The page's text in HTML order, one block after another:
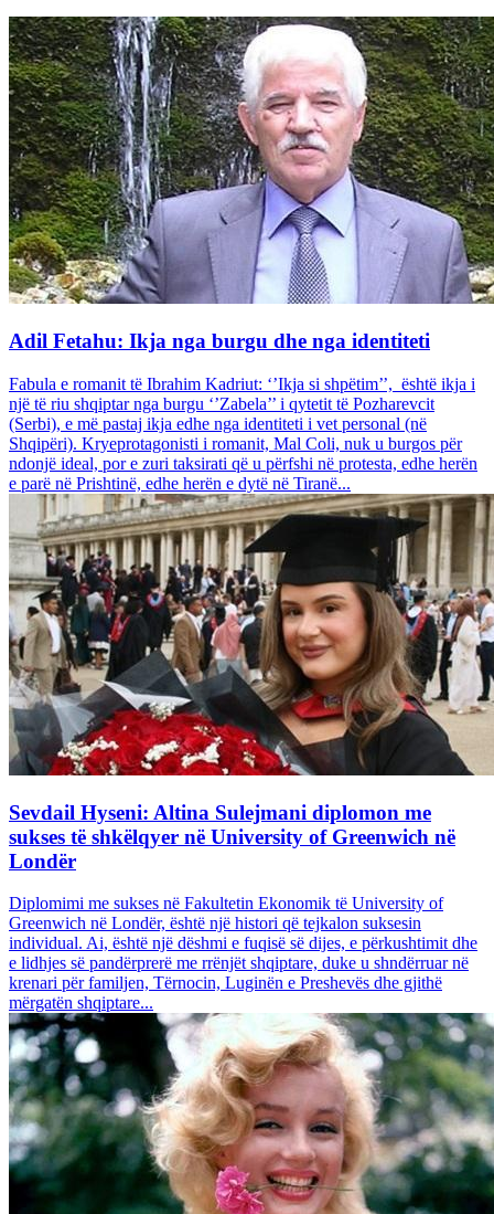
Adil Fetahu: Ikja nga burgu dhe nga identiteti
Fabula e romanit të Ibrahim Kadriut: ‘’Ikja si shpëtim’’, është ikja i
një të riu shqiptar nga burgu ‘’Zabela’’ i qytetit të Pozharevcit
(Serbi), e më pastaj ikja edhe nga identiteti i vet personal (në
Shqipëri). Kryeprotagonisti i romanit, Mal Coli, nuk u burgos për
ndonjë ideal, por e zuri taksirati që u përfshi në protesta, edhe herën
e parë në Prishtinë, edhe herën e dytë në Tiranë...
Sevdail Hyseni: Altina Sulejmani diplomon me
sukses të shkëlqyer në University of Greenwich në
Londër
Diplomimi me sukses në Fakultetin Ekonomik të University of
Greenwich në Londër, është një histori që tejkalon suksesin
individual. Ai, është një dëshmi e fuqisë së dijes, e përkushtimit dhe
e lidhjes së pandërprerë me rrënjët shqiptare, duke u shndërruar në
krenari për familjen, Tërnocin, Luginën e Preshevës dhe gjithë
mërgatën shqiptare...